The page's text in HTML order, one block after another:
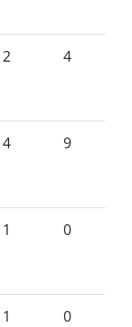
2 4
4 9
1 0
1 0